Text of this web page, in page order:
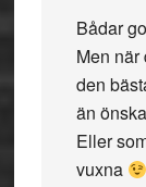
Bådar
Men när
den
än
Eller
vuxna